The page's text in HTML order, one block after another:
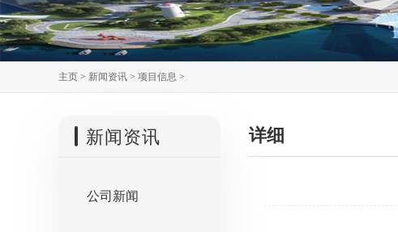
主页 > 新闻资讯 > 项目信息 >
新闻资讯
公司新闻
详细